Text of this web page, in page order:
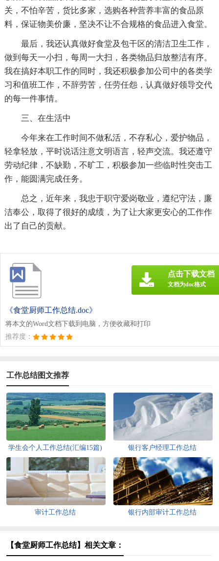
关，不怕辛苦，货比多家，选购各种营养丰富的食品原
料，保证物美价廉，坚决不让不合规格的食品进入食堂。
最后，我还认真做好食堂及包干区的清洁卫生工作，
做到每天一小扫，每周一大扫，各类物品归放整洁有序。
我在搞好本职工作的同时，我还积极参加公司中的各类学
习和值班工作，不辞劳苦，任劳任怨，认真做好领导交代
的每一件事情。
三、在生活中
今年来在工作时间不做私活，不存私心，爱护物品，
轻拿轻放，平时说话注意文明语言，轻声交流。我还遵守
劳动纪律，不缺勤，不旷工，积极参加一些临时性突击工
作，能圆满完成任务。
总之，近年来，我忠于职守爱岗敬业，遵纪守法，廉
洁奉公，取得了很好的成绩，为了让大家更安心的工作作
出了自己的贡献。
《食堂厨师工作总结.doc》
将本文的Word文档下载到电脑，方便收藏和打印
推荐度：
点击下载文档
文档为doc格式
工作总结图文推荐
学生会个人工作总结(汇编15篇) 银行客户经理工作总结
审计工作总结 银行内部审计工作总结
【食堂厨师工作总结】相关文章：